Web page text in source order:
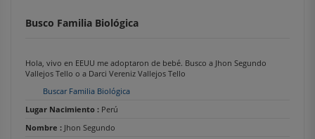
Busco Familia Biológica
Hola, vivo en EEUU me adoptaron de bebé. Busco a Jhon Segundo
Vallejos Tello o a Darci Vereniz Vallejos Tello
Buscar Familia Biológica
Lugar Nacimiento : Perú
Nombre : Jhon Segundo